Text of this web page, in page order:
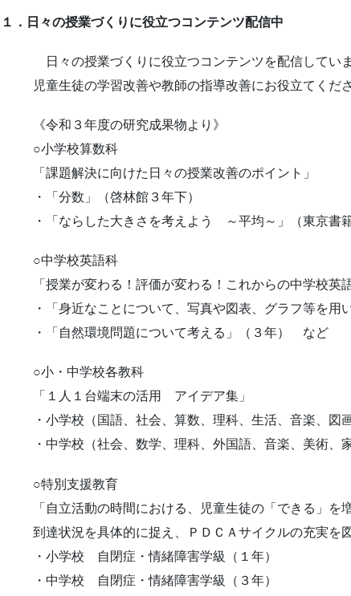
１．日々の授業づくりに役立つコンテンツ配信中
日々の授業づくりに役立つコンテンツを配信してい
児童生徒の学習改善や教師の指導改善にお役立てくださ
《令和３年度の研究成果物より》
○小学校算数科
「課題解決に向けた日々の授業改善のポイント」
・「分数」（啓林館３年下）
・「ならした大きさを考えよう ～平均～」（東京
○中学校英語科
「授業が変わる！評価が変わる！これからの中学校英
・「身近なことについて、写真や図表、グラフ等を用
・「自然環境問題について考える」（３年） など
○小・中学校各教科
「１人１台端末の活用 アイデア集」
・小学校（国語、社会、算数、理科、生活、音楽、図
・中学校（社会、数学、理科、外国語、音楽、美術、
○特別支援教育
「自立活動の時間における、児童生徒の「できる」
到達状況を具体的に捉え、ＰＤＣＡサイクルの充実を
・小学校 自閉症・情緒障害学級（１年）
・中学校 自閉症・情緒障害学級（３年）